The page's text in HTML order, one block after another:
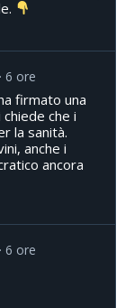
6 ore
firmato una
che i
la sanità.
anche i
ancora
6 ore